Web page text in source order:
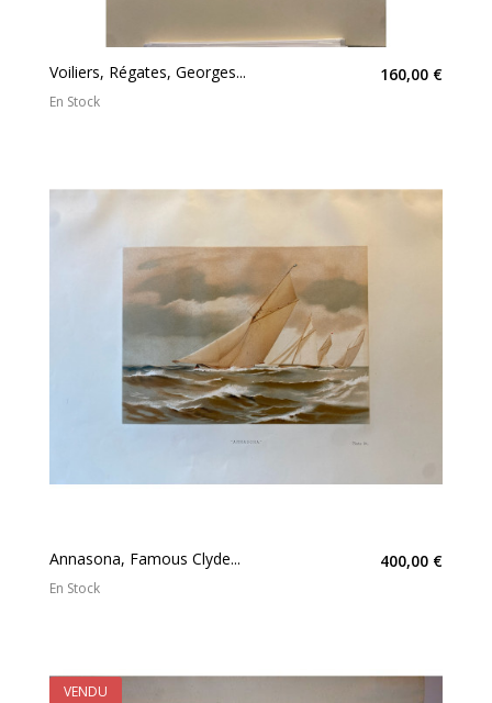
Voiliers, Régates, Georges... 160,00 €
En Stock
Annasona, Famous Clyde... 400,00 €
En Stock
VENDU